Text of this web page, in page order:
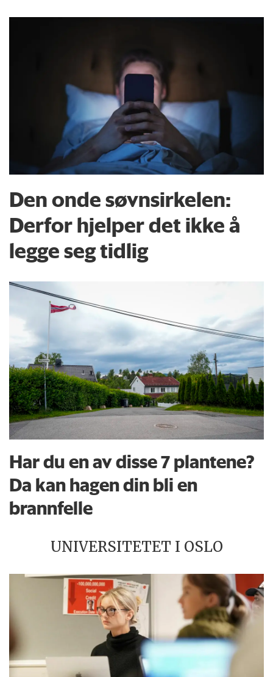
Den onde søvnsirkelen:
Derfor hjelper det ikke å
legge seg tidlig
Har du en av disse 7 plantene?
Da kan hagen din bli en
brannfelle
UNIVERSITETET I OSLO